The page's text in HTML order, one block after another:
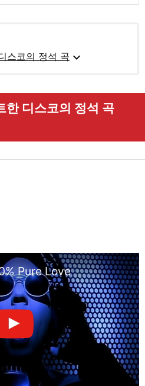
스코의 정석 곡 expand_more
디스코의 정석 곡
Pure Love